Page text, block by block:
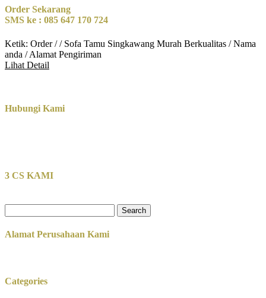
Order Sekarang
SMS ke : 085 647 170 724
Ketik: Order / / Sofa Tamu Singkawang Murah Berkualitas / Nama
anda / Alamat Pengiriman
Lihat Detail
Hubungi Kami
3 CS KAMI
for:
Alamat Perusahaan Kami
Categories